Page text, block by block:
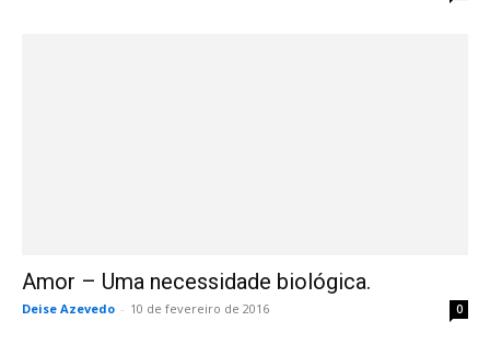
Amor – Uma necessidade biológica.
Deise Azevedo - 10 de fevereiro de 2016 0